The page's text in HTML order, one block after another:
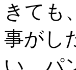
きても
事がし